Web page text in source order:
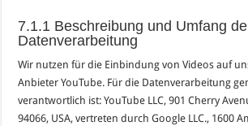
7.1.1 Beschreibung und Umfang
Datenverarbeitung
Wir nutzen für die Einbindung von Videos auf
Anbieter YouTube. Für die Datenverarbeitung
verantwortlich ist: YouTube LLC, 901 Cherry
94066, USA, vertreten durch Google LLC., 1600